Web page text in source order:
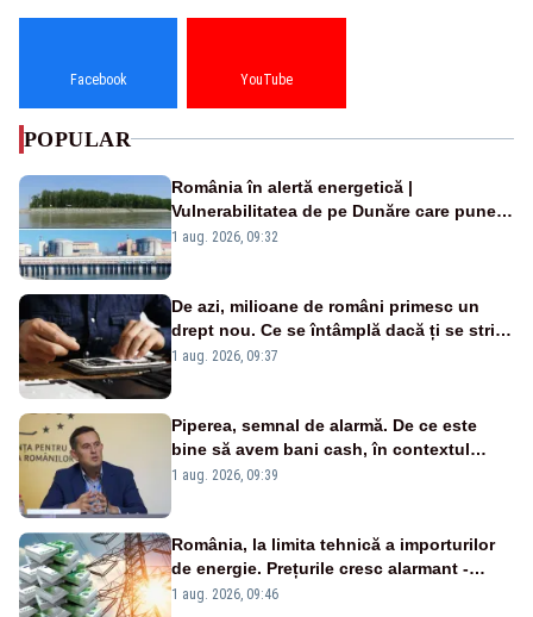
Facebook YouTube
POPULAR
România în alertă energetică |
Vulnerabilitatea de pe Dunăre care pune
în pericol Centrala Cernavodă era
1 aug. 2026, 09:32
De azi, milioane de români primesc un
drept nou. Ce se întâmplă dacă ți se strică
un produs
1 aug. 2026, 09:37
Piperea, semnal de alarmă. De ce este
bine să avem bani cash, în contextul
alertei energetice?
1 aug. 2026, 09:39
România, la limita tehnică a importurilor
de energie. Prețurile cresc alarmant -
Analiză Realitatea Plus
1 aug. 2026, 09:46